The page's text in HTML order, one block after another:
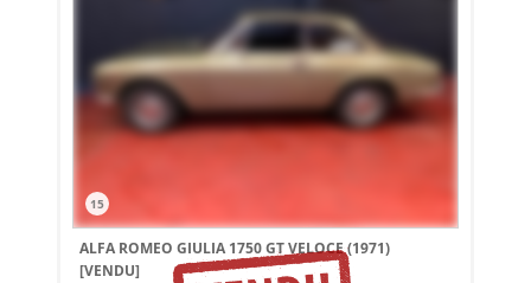
15
ALFA ROMEO GIULIA 1750 GT VELOCE (1971)
[VENDU]